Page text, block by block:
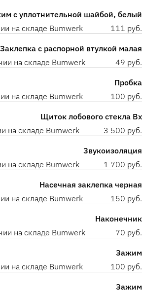
с уплотнительной шайбой, белый
на складе Bumwerk 111 руб.
Заклепка с распорной втулкой малая
на складе Bumwerk 49 руб.
Пробка
на складе Bumwerk 100 руб.
Щиток лобового стекла Вх
на складе Bumwerk 3 500 руб.
Звукоизоляция
на складе Bumwerk 1 700 руб.
Насечная заклепка черная
на складе Bumwerk 150 руб.
Наконечник
на складе Bumwerk 70 руб.
Зажим
на складе Bumwerk 100 руб.
Зажим